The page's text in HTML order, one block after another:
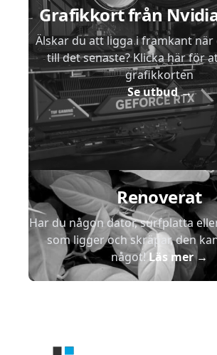
Grafikkort från
Älskar du att ligga i framkant
till det senaste? Klicka här för
grafikkorten
Se utbud→
Renoverat
Har du någon dator, surfplatta
som ligger och skräpar, den
något!Läs mer→